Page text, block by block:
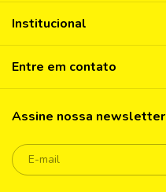
Institucional
Entre em contato
Assine nossa newsletter